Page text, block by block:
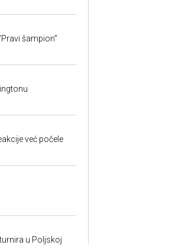
šampion”
već počele
u Poljskoj